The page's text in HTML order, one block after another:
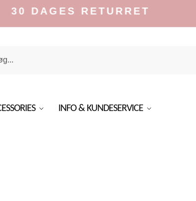
RETURRET
INFO & KUNDESERVICE